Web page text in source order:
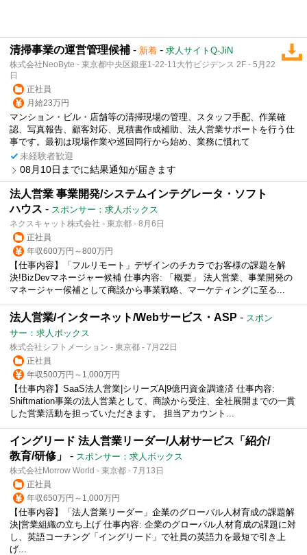
清掃事業の運営管理候補 - 新着 - 求人サイトQ-JiN
株式会社NeoByte - 東京都中央区銀座1-22-11大竹ビジデンス 2F - 5月22
日
正社員
月給23万円
マンション・ビル・店舗等の清掃現場の管理、スタッフ手配、作業確
認、写真報告、顧客対応、見積書作成補助、法人営業サポートを行う仕
事です。最初は現場作業や巡回同行から始め、業務に慣れて
未経験者歓迎
08月10日までに結果通知が届きます
法人営業 事業開発/システムインテグレータ・ソフト
ハウス - スポンサー：求人ボックス
ネクスキャット株式会社 - 東京都 - 8月6日
正社員
年収600万円～800万円
【仕事内容】「フルリモート」デザインのチカラでお客様の課題を解
決!BizDevマネージャー候補 仕事内容: 「概要」 法人営業、事業開発の
マネージャー候補として商談から事業戦略、マーケティングに至る...
法人営業/インターネット/Webサービス・ASP - スポン
サー：求人ボックス
株式会社シフトメーション - 東京都 - 7月22日
正社員
年収500万円～1,000万円
【仕事内容】SaaS法人営業|シリーズA|9億円資金調達済 仕事内容:
Shiftmation事業の法人営業として、商談から受注、全社展開までの一貫
した営業活動を担っていただきます。 担当アカウント...
イングリード 法人営業リーダー/人材サービス「紹介/
教育/研修」
- スポンサー：求人ボックス
株式会社Morrow World - 東京都 - 7月13日
正社員
年収650万円～1,000万円
【仕事内容】「法人営業リーダー」企業のグローバル人材育成の課題解
決|営業組織の立ち上げ 仕事内容: 企業のグローバル人材育成の課題に対
し、英語コーチング「イングリード」で社員の英語力を最短で引き上
げ...